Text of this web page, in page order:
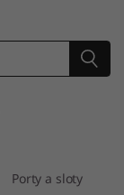
Porty a sloty